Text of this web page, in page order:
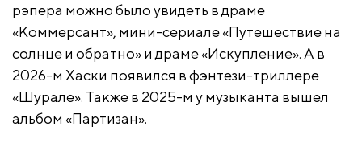
рэпера можно было увидеть в драме
«Коммерсант», мини-сериале «Путешествие на
солнце и обратно» и драме «Искупление». А в
2026-м Хаски появился в фэнтези-триллере
«Шурале». Также в 2025-м у музыканта вышел
альбом «Партизан».